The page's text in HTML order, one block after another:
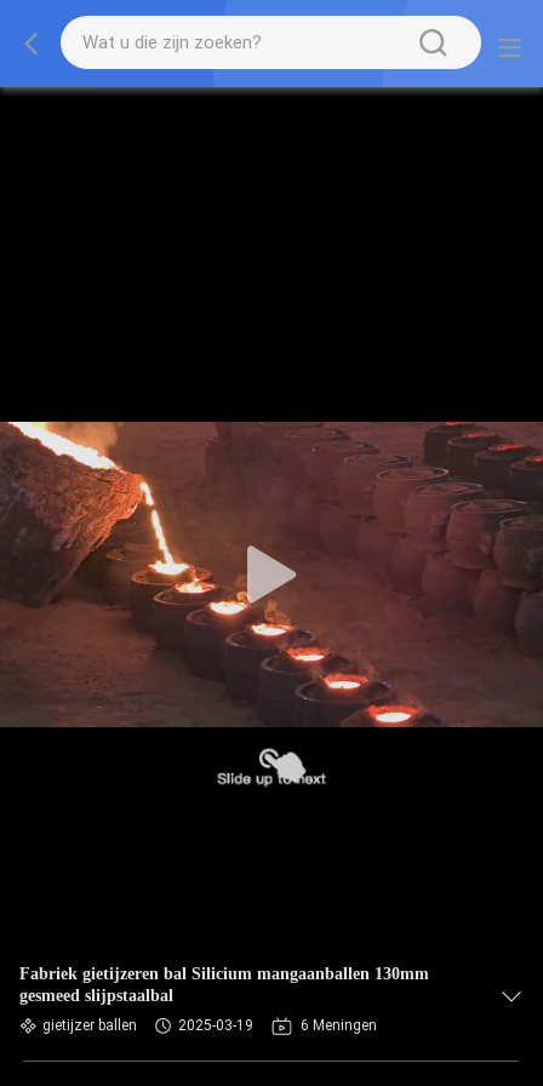
Fabriek gietijzeren bal Silicium mangaanballen 130mm
gesmeed slijpstaalbal
gietijzer ballen 2025-03-19 6 Meningen